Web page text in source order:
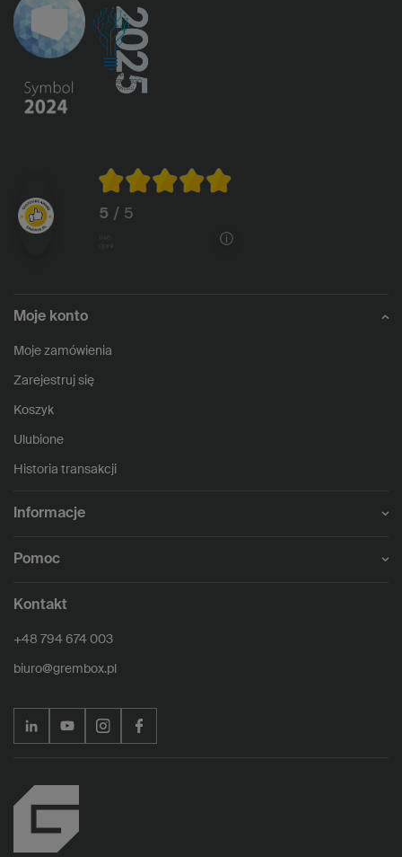
5 / 5
Moje konto
Moje zamówienia
Zarejestruj się
Koszyk
Ulubione
Historia transakcji
Informacje
Pomoc
Kontakt
+48 794 674 003
biuro@grembox.pl